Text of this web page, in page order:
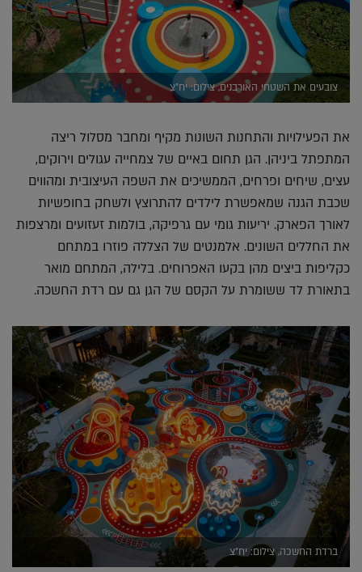
צובעים את השטחי האורבנים, צילום: יח"צ
את הפעילויות והתחנות השונות מקיף ומחבר מסלול ריצה
המתפתל ביניהן. הגן תחום באיים של צמחייה עגולים וירוקים,
עצים, שיחים ופרחים, הממשיכים את השפה העיצובית ומהווים
שכבת הגנה שמאפשרת לילדים להתרוצץ ולשחק בחופשיות
לאורך הפארק. יריעות גומי עם גרפיקה, בולמות זעזועים ומרצפות
את החללים השונים. אלמנטים של הצללה פוזרו במתחם
כקליפות ביצים מהן בקעו האפרוחים. בלילה, המתחם מואר
בתאורת לד ששומרת על הקסם של הגן גם עם רדת החשכה.
ברדת החשכה, צילום: יח"צ